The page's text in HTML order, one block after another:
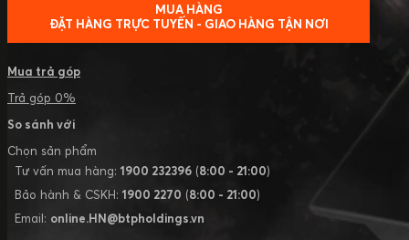
MUA HÀNG
ĐẶT HÀNG TRỰC TUYẾN - GIAO HÀNG TẬN NƠI
Mua trả góp
Trả góp 0%
So sánh với
Chọn sản phẩm
Tư vấn mua hàng: 1900 232396 (8:00 - 21:00)
Bảo hành & CSKH: 1900 2270 (8:00 - 21:00)
Email: online.HN@btpholdings.vn